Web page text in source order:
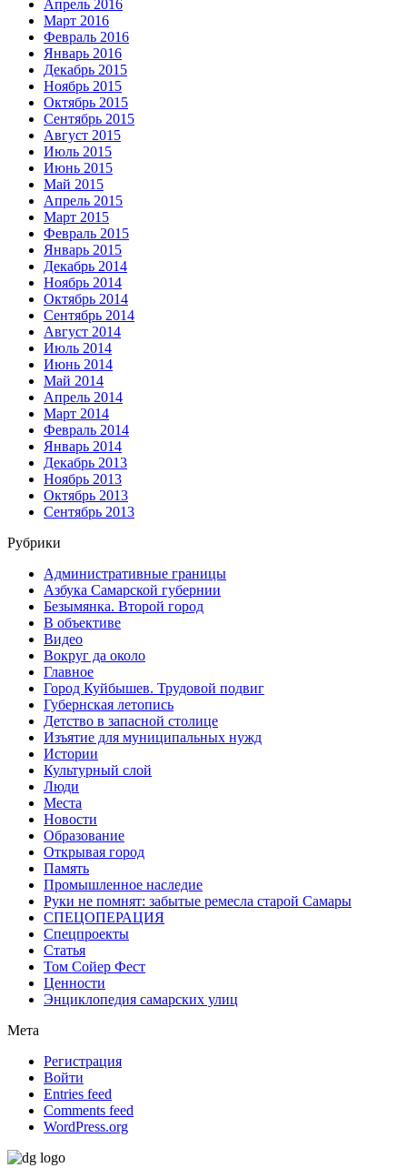
Апрель 2016
Март 2016
Февраль 2016
Январь 2016
Декабрь 2015
Ноябрь 2015
Октябрь 2015
Сентябрь 2015
Август 2015
Июль 2015
Июнь 2015
Май 2015
Апрель 2015
Март 2015
Февраль 2015
Январь 2015
Декабрь 2014
Ноябрь 2014
Октябрь 2014
Сентябрь 2014
Август 2014
Июль 2014
Июнь 2014
Май 2014
Апрель 2014
Март 2014
Февраль 2014
Январь 2014
Декабрь 2013
Ноябрь 2013
Октябрь 2013
Сентябрь 2013
Рубрики
Административные границы
Азбука Самарской губернии
Безымянка. Второй город
В объективе
Видео
Вокруг да около
Главное
Город Куйбышев. Трудовой подвиг
Губернская летопись
Детство в запасной столице
Изъятие для муниципальных нужд
Истории
Культурный слой
Люди
Места
Новости
Образование
Открывая город
Память
Промышленное наследие
Руки не помнят: забытые ремесла старой Самары
СПЕЦОПЕРАЦИЯ
Спецпроекты
Статья
Том Сойер Фест
Ценности
Энциклопедия самарских улиц
Мета
Регистрация
Войти
Entries feed
Comments feed
WordPress.org